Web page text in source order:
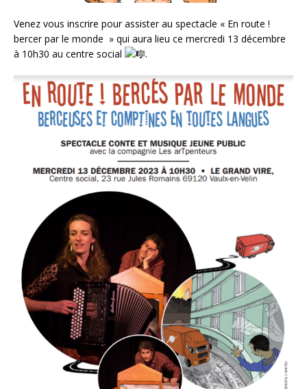
Venez vous inscrire pour assister au spectacle « En route !
bercer par le monde » qui aura lieu ce mercredi 13 décembre
à 10h30 au centre social
.